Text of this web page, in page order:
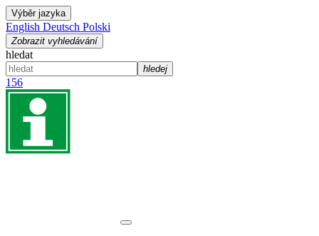
Výběr jazyka
English Deutsch Polski
Zobrazit vyhledávání
hledat
hledej
156